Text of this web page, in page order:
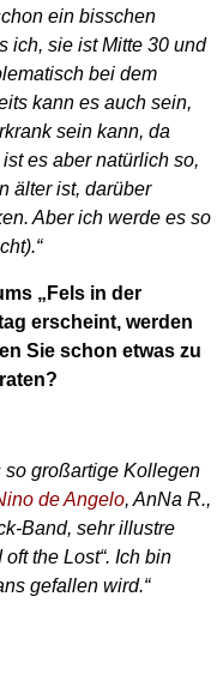
ein bisschen
ich, sie ist Mitte 30 und
bei dem
kann es auch sein,
sein kann, da
es aber natürlich so,
älter ist, darüber
Aber ich werde es so
„Fels in der
erscheint, werden
Sie schon etwas zu
so großartige Kollegen
de Angelo, AnNa R.,
Band, sehr illustre
the Lost“. Ich bin
gefallen wird.“